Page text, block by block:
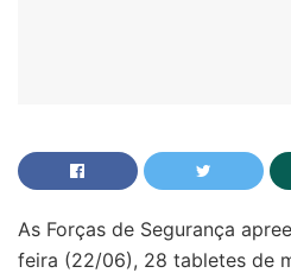
As Forças de Segurança
feira (22/06), 28 tabletes de